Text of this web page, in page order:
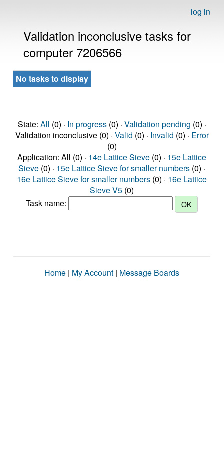
log in
Validation inconclusive tasks for
computer 7206566
No tasks to display
State: All (0) · In progress(0) · Validation pending (0) ·
Validation inconclusive (0) · Valid (0) · Invalid (0) · Error
(0)
Application: All (0) · 14e Lattice Sieve (0) · 15e Lattice
Sieve (0) · 15e Lattice Sieve for smaller numbers (0) ·
16e Lattice Sieve for smaller numbers (0) · 16e Lattice
Sieve V5 (0)
Task name:
Home | My Account | Message Boards